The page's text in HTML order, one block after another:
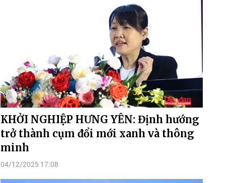
KHỞI NGHIỆP HƯNG YÊN: Định hướng
trở thành cụm đổi mới xanh và thông
minh
04/12/2025 17:08